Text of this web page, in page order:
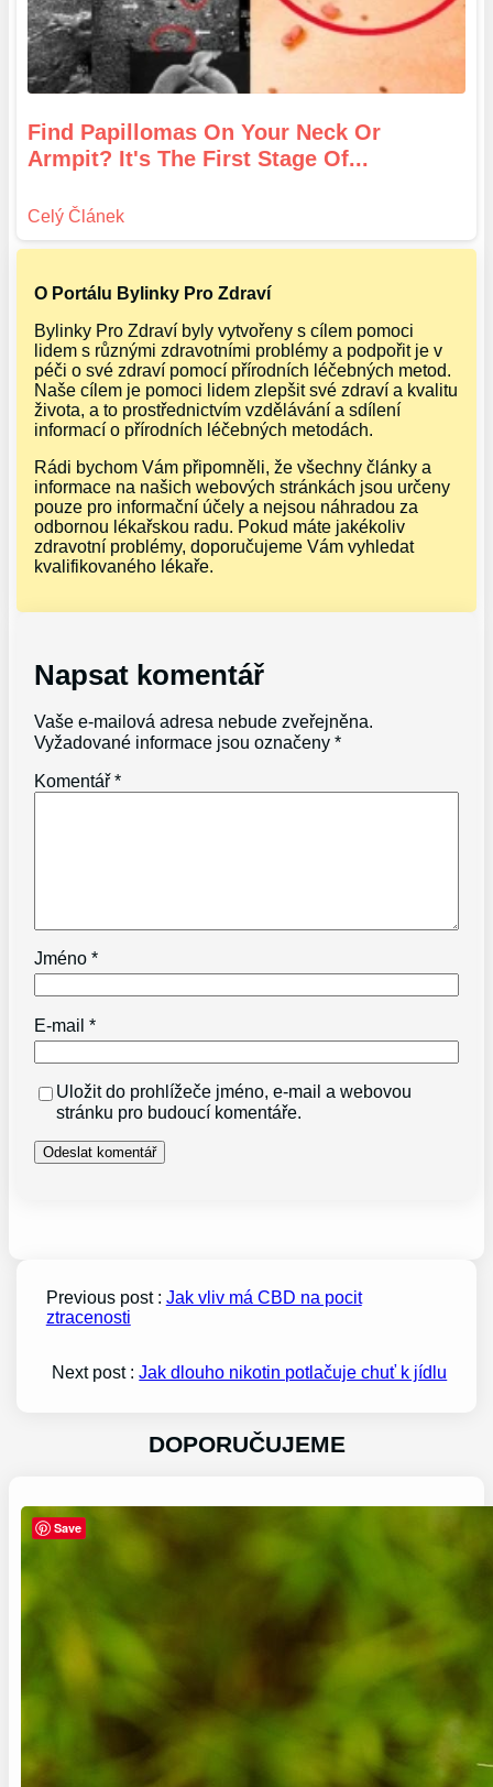
Find Papillomas On Your Neck Or
Armpit? It's The First Stage Of...
O Portálu Bylinky Pro Zdraví
Bylinky Pro Zdraví byly vytvořeny s cílem pomoci
lidem s různými zdravotními problémy a podpořit je v
péči o své zdraví pomocí přírodních léčebných metod.
Naše cílem je pomoci lidem zlepšit své zdraví a kvalitu
života, a to prostřednictvím vzdělávání a sdílení
informací o přírodních léčebných metodách.
Rádi bychom Vám připomněli, že všechny články a
informace na našich webových stránkách jsou určeny
pouze pro informační účely a nejsou náhradou za
odbornou lékařskou radu. Pokud máte jakékoliv
zdravotní problémy, doporučujeme Vám vyhledat
kvalifikovaného lékaře.
Napsat komentář
Vaše e-mailová adresa nebude zveřejněna.
Vyžadované informace jsou označeny*
Komentář*
Jméno*
E-mail*
Uložit do prohlížeče jméno, e-mail a webovou
stránku pro budoucí komentáře.
Previous post : Jak vliv má CBD na pocit
ztracenosti
Next post :Jak dlouho nikotin potlačuje chuť k jídlu
DOPORUČUJEME
Save